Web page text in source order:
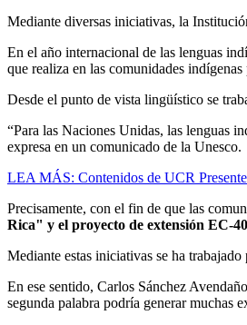
Mediante diversas iniciativas, la
En el año internacional de las lenguas
que realiza en las comunidades
Desde el punto de vista lingüístico se
“Para las Naciones Unidas, las lenguas
expresa en un comunicado de la Unesco.
LEA MÁS: Contenidos de UCR Presente
Precisamente, con el fin de que las
Rica" y el proyecto de extensión EC-
Mediante estas iniciativas se ha
En ese sentido, Carlos Sánchez
segunda palabra podría generar muchas